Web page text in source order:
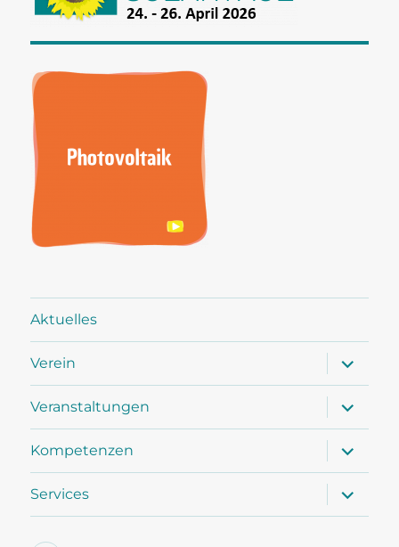
Aktuelles
Verein
öffnen
Veranstaltungen
öffnen
Kompetenzen
öffnen
Services
öffnen